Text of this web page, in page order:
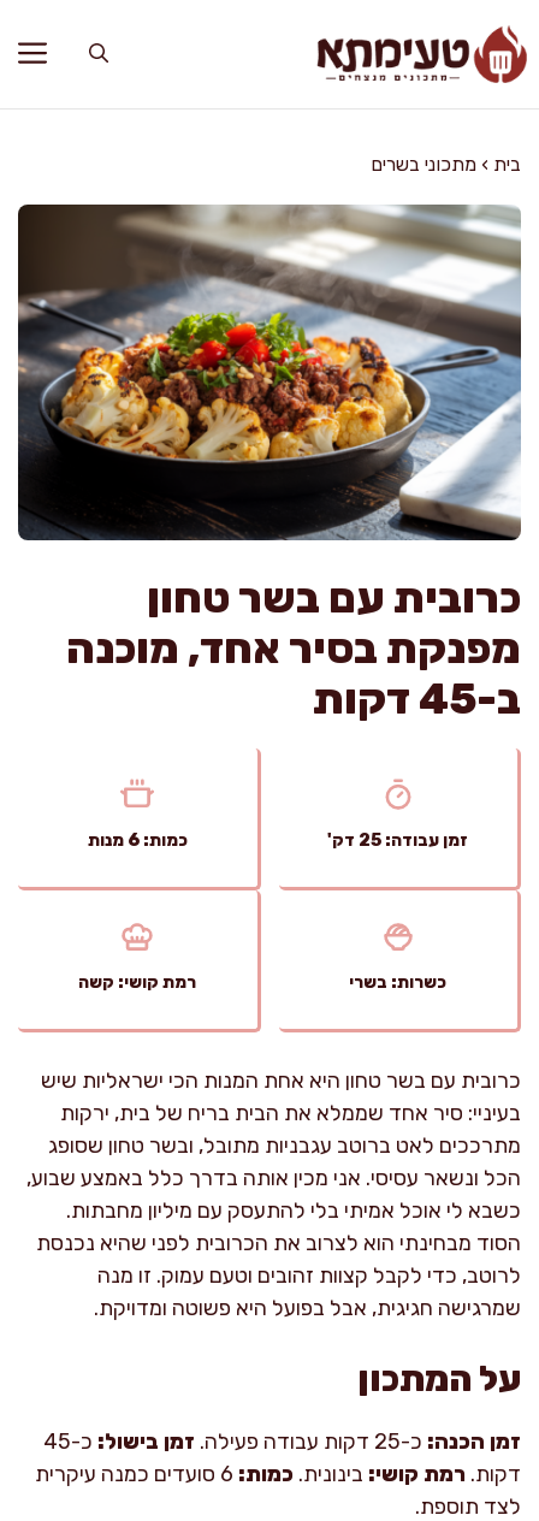
לתוכן
בית › מתכוני בשרים
כרובית עם בשר טחון
מפנקת בסיר אחד, מוכנה
ב-45 דקות
זמן עבודה: 25 דק' כמות: 6 מנות
כשרות: בשרי רמת קושי: קשה
כרובית עם בשר טחון היא אחת המנות הכי ישראליות שיש
בעיניי: סיר אחד שממלא את הבית בריח של בית, ירקות
מתרככים לאט ברוטב עגבניות מתובל, ובשר טחון שסופג
הכל ונשאר עסיסי. אני מכין אותה בדרך כלל באמצע שבוע,
כשבא לי אוכל אמיתי בלי להתעסק עם מיליון מחבתות.
הסוד מבחינתי הוא לצרוב את הכרובית לפני שהיא נכנסת
לרוטב, כדי לקבל קצוות זהובים וטעם עמוק. זו מנה
שמרגישה חגיגית, אבל בפועל היא פשוטה ומדויקת.
על המתכון
זמן הכנה: כ-25 דקות עבודה פעילה. זמן בישול:
כ-45
דקות. רמת קושי: בינונית. כמות:
6 סועדים כמנה עיקרית
לצד תוספת.